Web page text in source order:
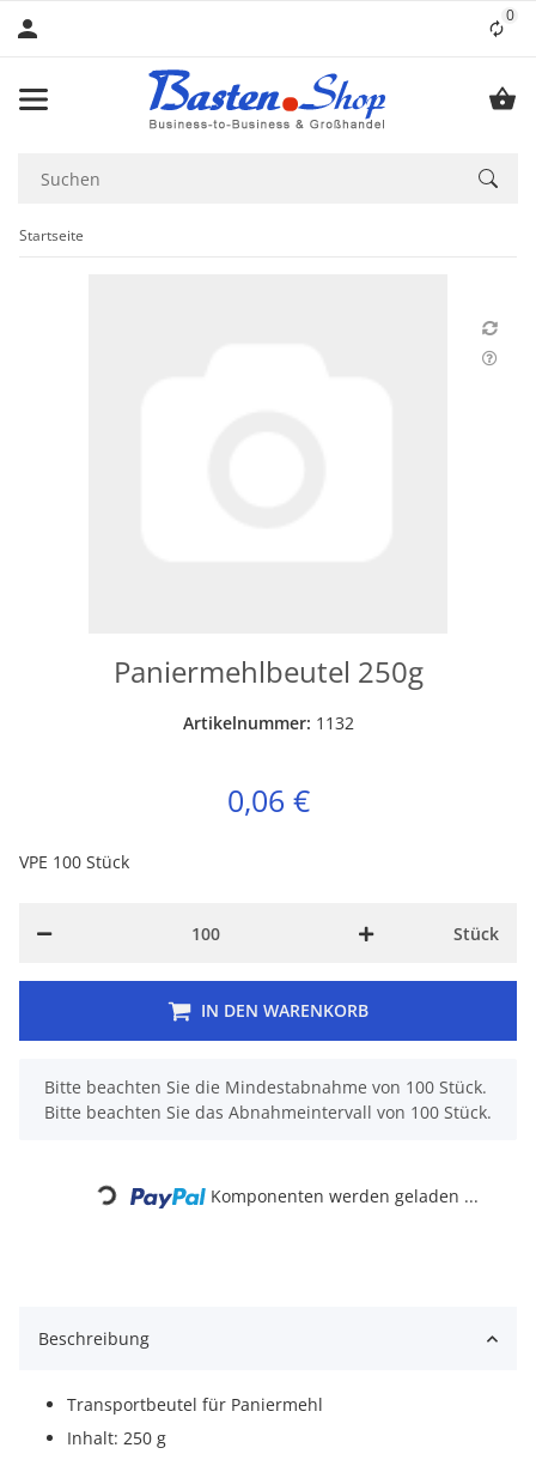
0
Startseite
Paniermehlbeutel 250g
Artikelnummer: 1132
0,06 €
VPE 100 Stück
Stück
IN DEN WARENKORB
x
Bitte beachten Sie die Mindestabnahme von 100 Stück.
Bitte beachten Sie das Abnahmeintervall von 100 Stück.
Loading... Komponenten werden geladen ...
Beschreibung
Transportbeutel für Paniermehl
Inhalt: 250 g